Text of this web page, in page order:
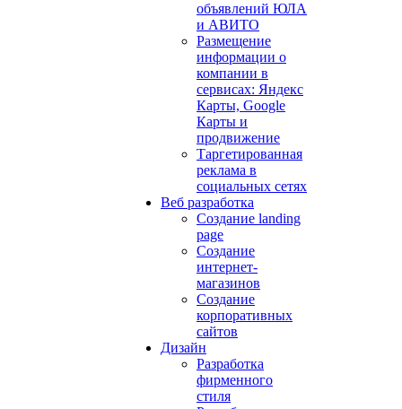
объявлений ЮЛА
и АВИТО
Размещение
информации о
компании в
сервисах: Яндекс
Карты, Google
Карты и
продвижение
Таргетированная
реклама в
социальных сетях
Веб разработка
Создание landing
page
Создание
интернет-
магазинов
Создание
корпоративных
сайтов
Дизайн
Разработка
фирменного
стиля